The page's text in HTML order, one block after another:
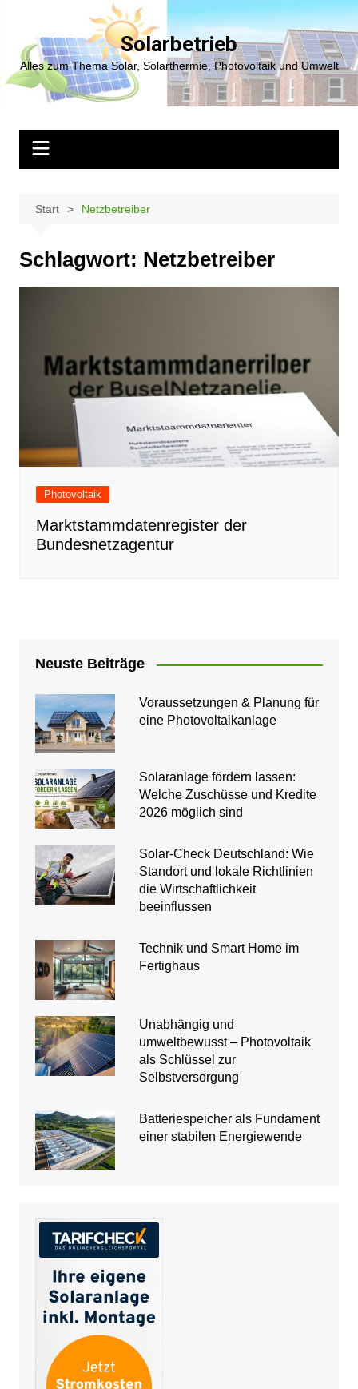
springen
Solarbetrieb
Alles zum Thema Solar, Solarthermie, Photovoltaik und Umwelt
Start Netzbetreiber
Schlagwort: Netzbetreiber
Photovoltaik
Marktstammdatenregister der
Bundesnetzagentur
Neuste Beiträge
Voraussetzungen & Planung für
eine Photovoltaikanlage
Solaranlage fördern lassen:
Welche Zuschüsse und Kredite
2026 möglich sind
Solar-Check Deutschland: Wie
Standort und lokale Richtlinien
die Wirtschaftlichkeit
beeinflussen
Technik und Smart Home im
Fertighaus
Unabhängig und
umweltbewusst – Photovoltaik
als Schlüssel zur
Selbstversorgung
Batteriespeicher als Fundament
einer stabilen Energiewende